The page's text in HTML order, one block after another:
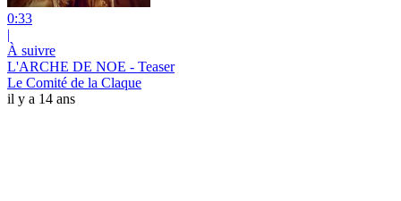
0:33
|
À suivre
L'ARCHE DE NOE - Teaser
Le Comité de la Claque
il y a 14 ans